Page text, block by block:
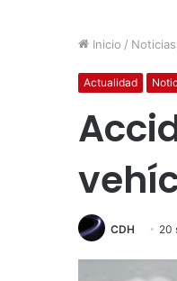
Inicio / Noticias
Actualidad
CDH 20